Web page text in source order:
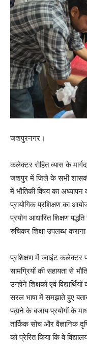
जशपुरनगर।
कलेक्टर रोहित व्यास के
जशपुर में जिले के सभी
में भौतिकी विषय का अध्यापन
प्रायोगिक प्रशिक्षण का
प्रयोग आधारित शिक्षण पद्धति
रुचिकर शिक्षा उपलब्ध कराना
प्रशिक्षण में ज्वाइंट कलेक्टर
सामग्रियों की सहायता से
उन्होंने शिक्षकों एवं
सरल भाषा में समझाते हुए
पढ़ाने के बजाय प्रयोगों के
तार्किक सोच और वैज्ञानिक
को प्रेरित किया कि वे